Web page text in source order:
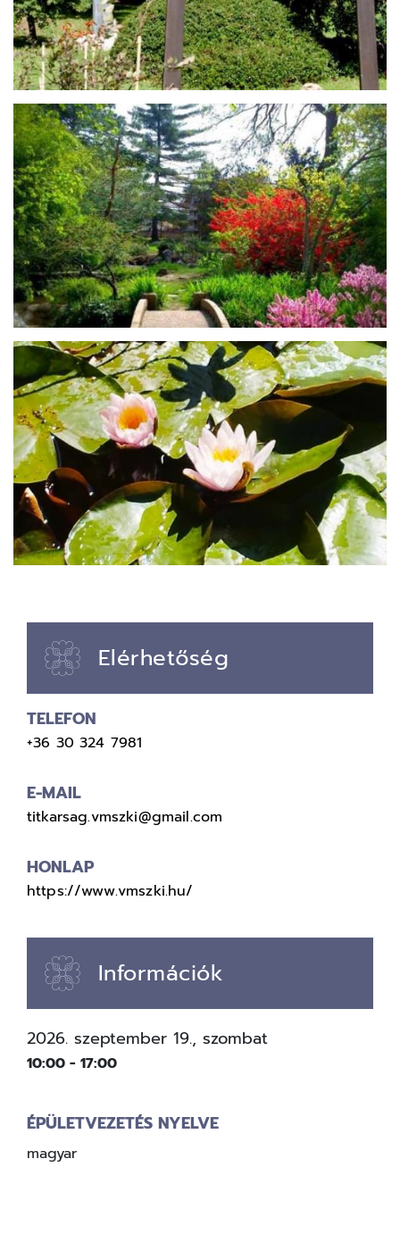
Elérhetőség
TELEFON
+36 30 324 7981
E-MAIL
titkarsag.vmszki@gmail.com
HONLAP
https://www.vmszki.hu/
Információk
2026. szeptember 19., szombat
10:00 - 17:00
ÉPÜLETVEZETÉS NYELVE
magyar